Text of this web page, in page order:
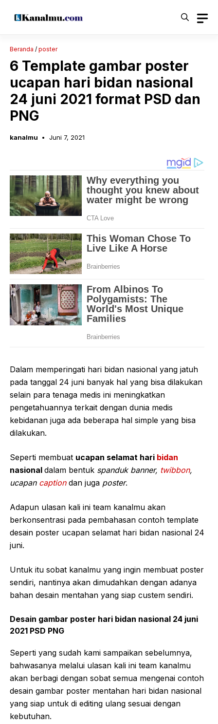
Beranda / poster
6 Template gambar poster
ucapan hari bidan nasional
24 juni 2021 format PSD dan
PNG
kanalmu Juni 7, 2021
Dalam memperingati hari bidan nasional yang jatuh
pada tanggal 24 juni banyak hal yang bisa dilakukan
selain para tenaga medis ini meningkatkan
pengetahuannya terkait dengan dunia medis
kebidanan juga ada beberapa hal simple yang bisa
dilakukan.
Seperti membuat ucapan selamat hari bidan
nasional dalam bentuk spanduk banner, twibbon,
ucapan captiondan juga poster.
Adapun ulasan kali ini team kanalmu akan
berkonsentrasi pada pembahasan contoh template
desain poster ucapan selamat hari bidan nasional 24
juni.
Untuk itu sobat kanalmu yang ingin membuat poster
sendiri, nantinya akan dimudahkan dengan adanya
bahan desain mentahan yang siap custem sendiri.
Desain gambar poster hari bidan nasional 24 juni
2021 PSD PNG
Seperti yang sudah kami sampaikan sebelumnya,
bahwasanya melalui ulasan kali ini team kanalmu
akan berbagi dengan sobat semua mengenai contoh
desain gambar poster mentahan hari bidan nasional
yang siap untuk di editing ulang sesuai dengan
kebutuhan.